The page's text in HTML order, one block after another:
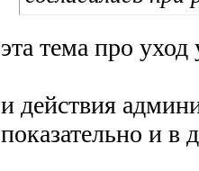
эта тема про
и действия
показательно и в